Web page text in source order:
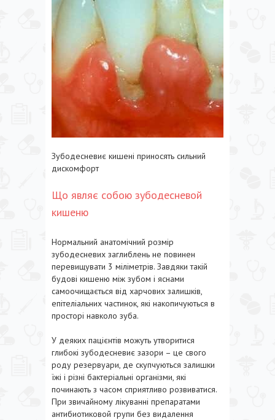
Зубодесневиє кишені приносять сильний
дискомфорт
Що являє собою зубодесневой
кишеню
Нормальний анатомічний розмір
зубодесневих заглиблень не повинен
перевищувати 3 міліметрів. Завдяки такій
будові кишеню між зубом і яснами
самоочищається від харчових залишків,
епітеліальних частинок, які накопичуються в
просторі навколо зуба.
У деяких пацієнтів можуть утворитися
глибокі зубодесневиє зазори – це свого
роду резервуари, де скупчуються залишки
їжі і різні бактеріальні організми, які
починають з часом сприятливо розвиватися.
При звичайному лікуванні препаратами
антибиотиковой групи без видалення